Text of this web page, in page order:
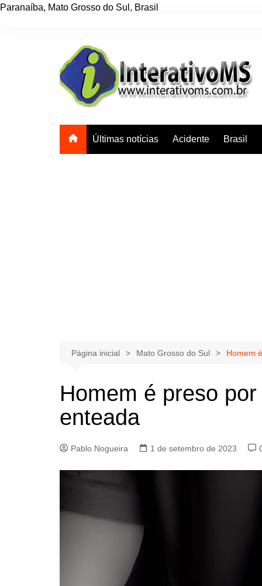
Paranaíba, Mato Grosso do Sul , Brasil
Últimas notícias Acidente Brasil
Página inicial Mato Grosso do Sul Homem
Homem é preso
enteada
Pablo Nogueira 1 de setembro de 2023